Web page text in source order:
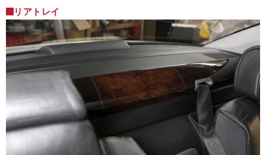
リアトレイ